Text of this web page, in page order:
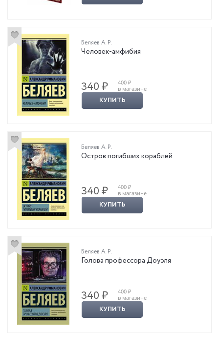
Беляев А. Р.
Человек-амфибия
340 ₽
400 ₽
в магазине
КУПИТЬ
Беляев А. Р.
Остров погибших кораблей
340 ₽
400 ₽
в магазине
КУПИТЬ
Беляев А. Р.
Голова профессора Доуэля
340 ₽
400 ₽
в магазине
КУПИТЬ